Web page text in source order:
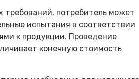
требований, потребитель может
испытания в соответствии
к продукции. Проведение
конечную стоимость